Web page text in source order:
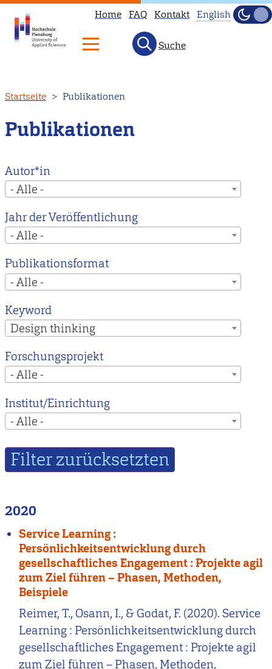
zum
Inhalt
Home FAQ Kontakt
to
our
main
instead.
English
Hell
Suche
Startseite Publikationen
Publikationen
Autor*in
- Alle -
Jahr der Veröffentlichung
- Alle -
Publikationsformat
- Alle -
Keyword
Design thinking
Forschungsprojekt
- Alle -
Institut/Einrichtung
- Alle -
2020
Service Learning :
Persönlichkeitsentwicklung durch
gesellschaftliches Engagement : Projekte agil
zum Ziel führen – Phasen, Methoden,
Beispiele
Reimer, T., Osann, I., & Godat, F. (2020). Service
Learning : Persönlichkeitsentwicklung durch
gesellschaftliches Engagement : Projekte agil
zum Ziel führen – Phasen, Methoden,